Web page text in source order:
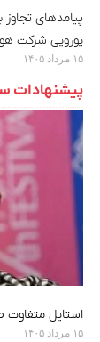
یورویی شرکت
۱۵ مرداد ۱۴۰۵
پیشنهادات
استایل متفاوت
۱۵ مرداد ۱۴۰۵